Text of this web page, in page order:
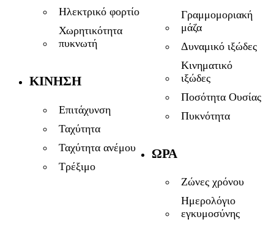
Ηλεκτρικό φορτίο
Χωρητικότητα
πυκνωτή
ΚΊΝΗΣΗ
Επιτάχυνση
Ταχύτητα
Ταχύτητα ανέμου
Τρέξιμο
Γραμμομοριακή
μάζα
Δυναμικό ιξώδες
Κινηματικό
ιξώδες
Ποσότητα Ουσίας
Πυκνότητα
ΏΡΑ
Ζώνες χρόνου
Ημερολόγιο
εγκυμοσύνης